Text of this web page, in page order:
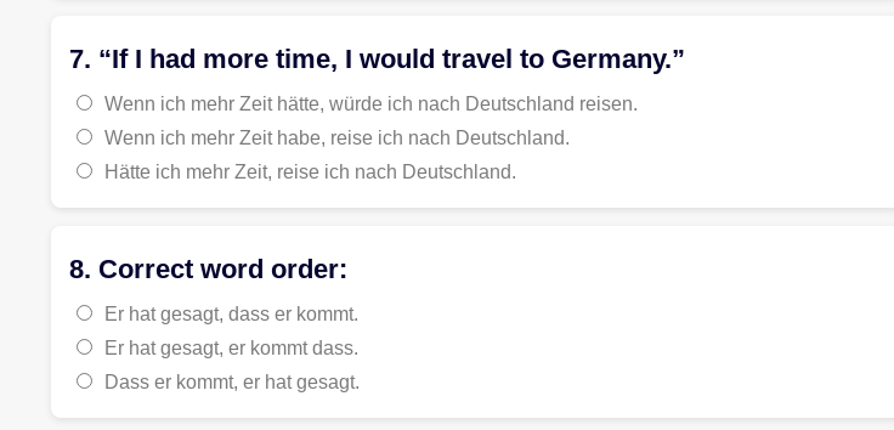
7. “If I had more time, I would travel to Germany.”
Wenn ich mehr Zeit hätte, würde ich nach Deutschland reisen.
Wenn ich mehr Zeit habe, reise ich nach Deutschland.
Hätte ich mehr Zeit, reise ich nach Deutschland.
8. Correct word order:
Er hat gesagt, dass er kommt.
Er hat gesagt, er kommt dass.
Dass er kommt, er hat gesagt.